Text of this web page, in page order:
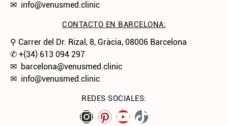
✉ info@venusmed.clinic
CONTACTO EN BARCELONA:
⚲ Carrer del Dr. Rizal, 8, Gràcia, 08006 Barcelona
✆ +(34) 613 094 297
✉ barcelona@venusmed.clinic
✉ info@venusmed.clinic
REDES SOCIALES: